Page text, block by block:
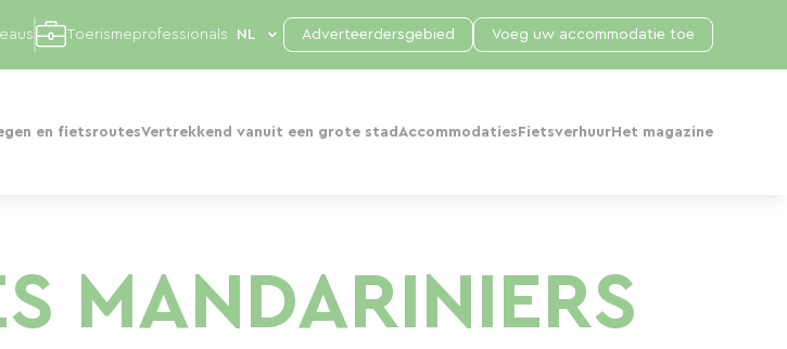
en fietsroutesVertrekkend vanuit een grote stad Accommodaties Fietsverhuur Het magazine
Toerismeprofessionals Adverteerdersgebied Voeg uw accommodatie toe
MANDARINIERS